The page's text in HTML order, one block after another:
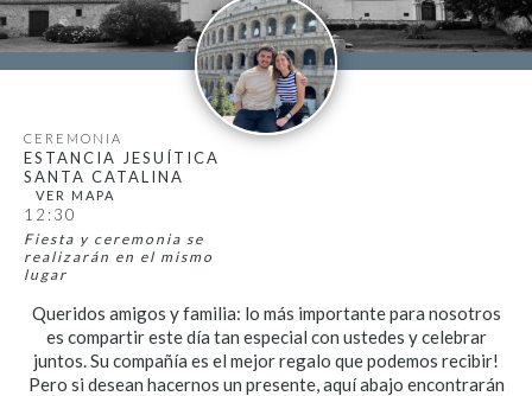
CEREMONIA
ESTANCIA JESUÍTICA
SANTA CATALINA
12:30
Fiesta y ceremonia se
realizarán en el mismo
lugar
Queridos amigos y familia: lo más importante para nosotros
es compartir este día tan especial con ustedes y celebrar
juntos. Su compañía es el mejor regalo que podemos recibir!
Pero si desean hacernos un presente, aquí abajo encontrarán